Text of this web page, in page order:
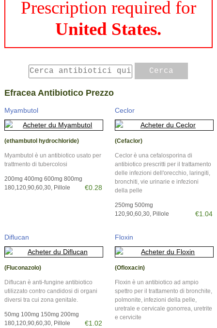
Prescription required for
United States.
Efracea Antibiotico Prezzo
Myambutol
(ethambutol hydrochloride)
Myambutol è un antibiotico usato per
trattmento di tubercolosi
200mg 400mg 600mg 800mg
180,120,90,60,30, Pillole
€0.28
Ceclor
(Cefaclor)
Ceclor è una cefalosporina di
antibiotico prescritti per il trattamento
delle infezioni dell'orecchio, laringiti,
bronchiti, vie urinarie e infezioni
della pelle
250mg 500mg
120,90,60,30, Pillole
€1.04
Diflucan
(Fluconazolo)
Diflucan è anti-fungine antibiotico
utilizzato contro candidosi di organi
diversi tra cui zona genitale.
50mg 100mg 150mg 200mg
180,120,90,60,30, Pillole
€1.02
Floxin
(Ofloxacin)
Floxin è un antibiotico ad ampio
spettro per il trattamento di bronchite,
polmonite, infezioni della pelle,
uretrale e cervicale gonorrea, uretrite
e cervicite